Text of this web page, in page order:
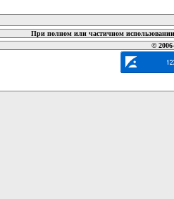
При полном или частичном
©